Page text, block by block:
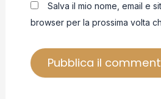
Salva il mio nome, email e
browser per la prossima volta